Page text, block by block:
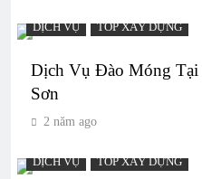
DỊCH VỤ TOP XÂY DỰNG
Dịch Vụ Đào Móng Tại
Sơn
2 năm ago
DỊCH VỤ TOP XÂY DỰNG